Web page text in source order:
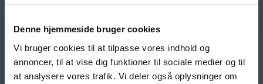
Denne hjemmeside bruger cookies
Vi bruger cookies til at tilpasse vores indhold og
annoncer, til at vise dig funktioner til sociale medier og til
at analysere vores trafik. Vi deler også oplysninger om
Opdateringsservice
Klippekort
BANNER PRODUKTER